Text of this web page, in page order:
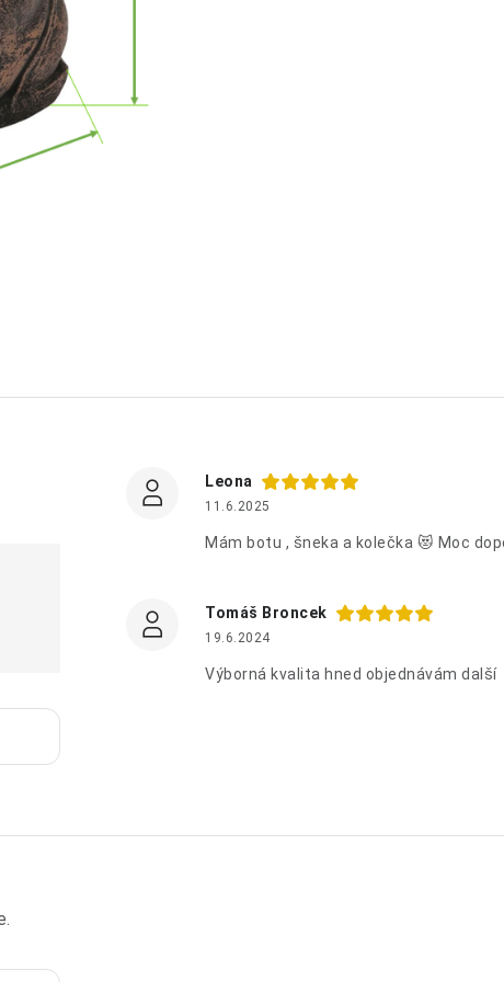
Leona
11.6.2025
Mám botu , šneka a kolečka 😻 Moc
Tomáš Broncek
19.6.2024
Výborná kvalita hned objednávám další